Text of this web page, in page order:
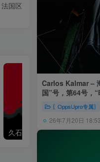
国区
久石让,Music
Carlos Kalmar –
国”号，第64号，“
号 (俄勒冈交响乐
〖OppsUpro专属〗
26年7月20日 18:53